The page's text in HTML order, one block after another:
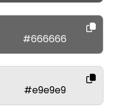
#666666
#e9e9e9